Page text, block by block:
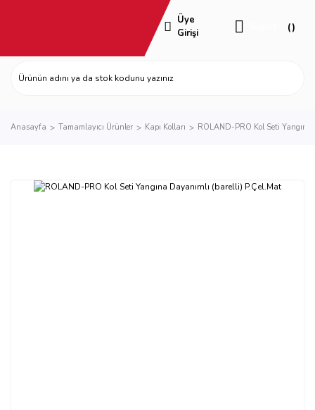
Üye
Girişi
Anasayfa Tamamlayıcı Ürünler Kapı Kolları ROLAND-PRO Kol Seti